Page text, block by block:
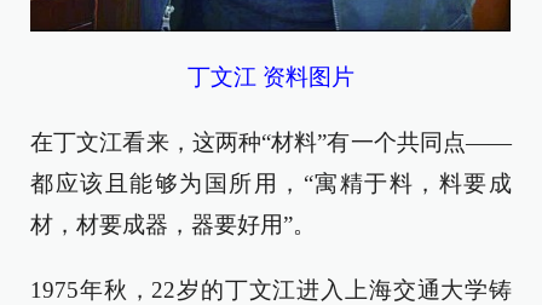
丁文江 资料图片
在丁文江看来，这两种“材料”有一个共同点——
都应该且能够为国所用，“寓精于料，料要成
材，材要成器，器要好用”。
1975年秋，22岁的丁文江进入上海交通大学铸